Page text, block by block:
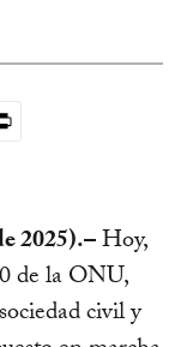
2025).–Hoy,
de la ONU,
civil y